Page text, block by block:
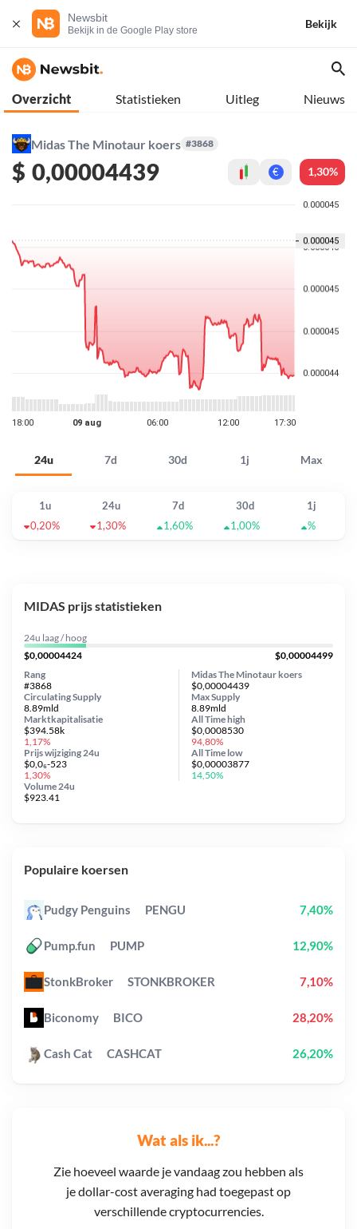
Newsbit
Bekijk in de Google Play store
Bekijk
Overzicht Statistieken Uitleg Nieuws
Midas The Minotaur koers #3868
$ 0,00004439 € 1,30%
24u 7d 30d 1j Max
1u 24u 7d 30d
1j
0,20%
1,30% 1,60% 1,00% %
Wat als ik...?
Zie hoeveel waarde je vandaag zou hebben als
je dollar-cost averaging had toegepast op
verschillende cryptocurrencies.
MIDAS prijs statistieken
24u laag / hoog
$0,00004424
$0,00004499
Midas The Minotaur koers
$0,00004439
Circulating Supply
8.89mld
Prijs wijziging 24u
$0,0₆-523
1,30%
Max Supply
8.89mld
Marktkapitalisatie
$394.58k
1,17%
Volume 24u
$923.41
Rang
#3868
All Timehigh
$0,0008530
94,80%
All Time low
$0,00003877
14,50%
Populaire koersen
Pudgy Penguins PENGU 7,40%
Pump.fun PUMP 12,90%
StonkBroker STONKBROKER 7,10%
Biconomy BICO 28,20%
Cash Cat CASHCAT 26,20%